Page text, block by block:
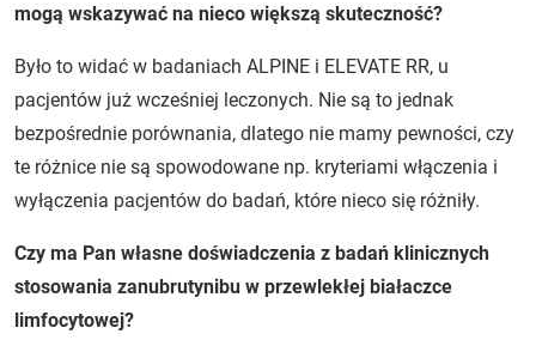
mogą wskazywać na nieco większą skuteczność?
Było to widać w badaniach ALPINE i ELEVATE RR, u
pacjentów już wcześniej leczonych. Nie są to jednak
bezpośrednie porównania, dlatego nie mamy pewności, czy
te różnice nie są spowodowane np. kryteriami włączenia i
wyłączenia pacjentów do badań, które nieco się różniły.
Czy ma Pan własne doświadczenia z badań klinicznych
stosowania zanubrutynibu w przewlekłej białaczce
limfocytowej?